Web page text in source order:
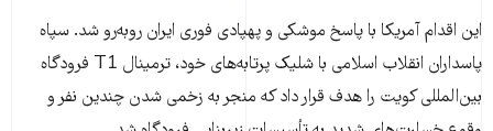
این اقدام آمریکا با پاسخ موشکی و پهپادی فوری ایران روبه‌رو شد. سپاه
پاسداران انقلاب اسلامی با شلیک پرتابه‌های خود، ترمینال T1 فرودگاه
بین‌المللی کویت را هدف قرار داد که منجر به زخمی شدن چندین نفر و